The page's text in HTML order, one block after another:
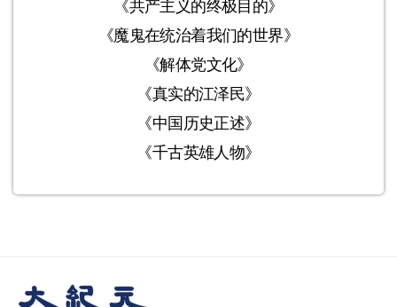
《共产主义的终极目的》
《魔鬼在统治着我们的世界》
《解体党文化》
《真实的江泽民》
《中国历史正述》
《千古英雄人物》